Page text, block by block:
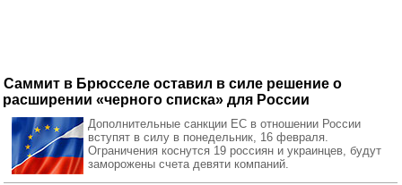
Саммит в Брюсселе оставил в силе решение о
расширении «черного списка» для России
Дополнительные санкции ЕС в отношении России
вступят в силу в понедельник, 16 февраля.
Ограничения коснутся 19 россиян и украинцев, будут
заморожены счета девяти компаний.